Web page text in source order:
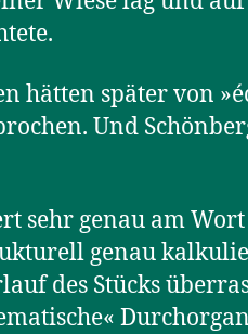
hätten später von
Und
sehr genau am
genau
des Stücks